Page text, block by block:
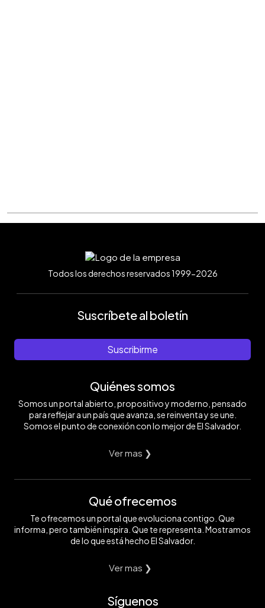
Todos los derechos reservados 1999-2026
Suscríbete al boletín
Suscribirme
Quiénes somos
Somos un portal abierto, propositivo y moderno, pensado
para reflejar a un país que avanza, se reinventa y se une.
Somos el punto de conexión con lo mejor de El Salvador.
Ver mas ❯
Qué ofrecemos
Te ofrecemos un portal que evoluciona contigo. Que
informa, pero también inspira. Que te representa. Mostramos
de lo que está hecho El Salvador.
Ver mas ❯
Síguenos